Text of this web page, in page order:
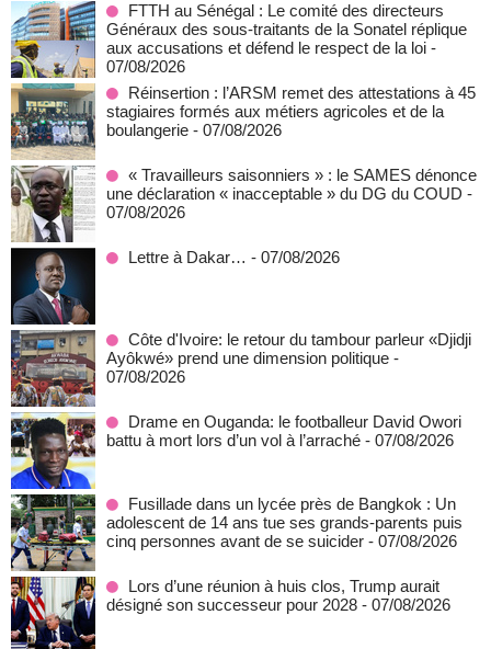
FTTH au Sénégal : Le comité des directeurs
Généraux des sous-traitants de la Sonatel réplique
aux accusations et défend le respect de la loi -
07/08/2026
Réinsertion : l’ARSM remet des attestations à 45
stagiaires formés aux métiers agricoles et de la
boulangerie - 07/08/2026
« Travailleurs saisonniers » : le SAMES dénonce
une déclaration « inacceptable » du DG du COUD -
07/08/2026
Lettre à Dakar… - 07/08/2026
Côte d'Ivoire: le retour du tambour parleur «Djidji
Ayôkwé» prend une dimension politique -
07/08/2026
Drame en Ouganda: le footballeur David Owori
battu à mort lors d’un vol à l’arraché - 07/08/2026
Fusillade dans un lycée près de Bangkok : Un
adolescent de 14 ans tue ses grands-parents puis
cinq personnes avant de se suicider - 07/08/2026
Lors d’une réunion à huis clos, Trump aurait
désigné son successeur pour 2028 - 07/08/2026